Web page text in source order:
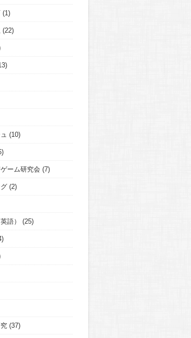
(1)
(22)
(10)
ーム研究会 (7)
(2)
語） (25)
(37)